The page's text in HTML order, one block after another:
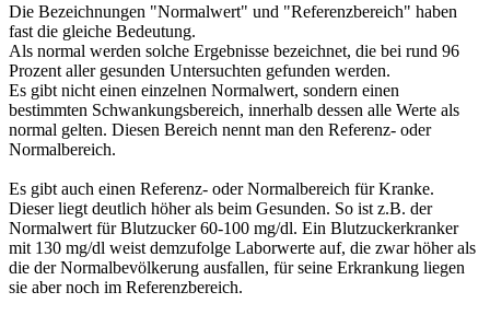
Die Bezeichnungen "Normalwert" und "Referenzbereich" haben
fast die gleiche Bedeutung.
Als normal werden solche Ergebnisse bezeichnet, die bei rund 96
Prozent aller gesunden Untersuchten gefunden werden.
Es gibt nicht einen einzelnen Normalwert, sondern einen
bestimmten Schwankungsbereich, innerhalb dessen alle Werte als
normal gelten. Diesen Bereich nennt man den Referenz- oder
Normalbereich.
Es gibt auch einen Referenz- oder Normalbereich für Kranke.
Dieser liegt deutlich höher als beim Gesunden. So ist z.B. der
Normalwert für Blutzucker 60-100 mg/dl. Ein Blutzuckerkranker
mit 130 mg/dl weist demzufolge Laborwerte auf, die zwar höher als
die der Normalbevölkerung ausfallen, für seine Erkrankung liegen
sie aber noch im Referenzbereich.